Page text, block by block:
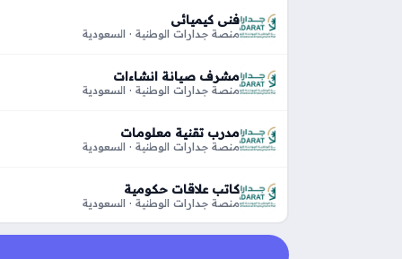
فني كيميائي
منصة جدارات الوطنية · السعودية
مشرف صيانة انشاءات
منصة جدارات الوطنية · السعودية
مدرب تقنية معلومات
منصة جدارات الوطنية · السعودية
كاتب علاقات حكومية
منصة جدارات الوطنية · السعودية